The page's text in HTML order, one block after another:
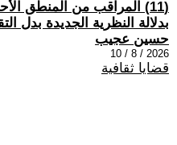
(11) المراقب من المنطق
بدلالة النظرية الجديدة بدل
حسين عجيب
2026 / 8 / 10
قضايا ثقافية